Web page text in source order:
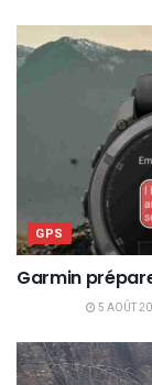
GPS
Garmin
5 AOÛT